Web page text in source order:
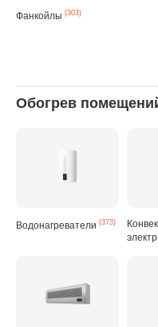
Фанкойлы (303)
Обогрев
Водонагреватели (373)